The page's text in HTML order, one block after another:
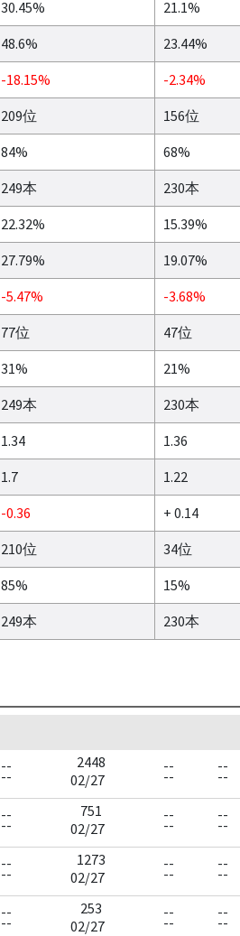
30.45% 21.1%
48.6% 23.44%
-18.15% -2.34%
209位 156位
84% 68%
249本 230本
22.32% 15.39%
27.79% 19.07%
-5.47% -3.68%
77位 47位
31% 21%
249本 230本
1.34 1.36
1.7 1.22
-0.36 + 0.14
210位 34位
85% 15%
249本 230本
--
--
2448
02/27
--
--
--
--
--
--
751
02/27
--
--
--
--
--
--
1273
02/27
--
--
--
--
--
--
253
02/27
--
--
--
--